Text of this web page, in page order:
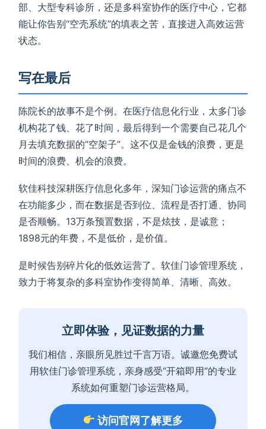
部、大型专科诊所，还是多科室协作的医疗中心，它都
能让你告别“空壳系统”的填表之苦，直接进入高效运营
状态。
写在最后
陈院长的故事不是个例。在医疗信息化行业，太多门诊
机构花了钱、花了时间，最后得到一个需要自己花几个
月去填充数据的“空架子”。这不仅是金钱的浪费，更是
时间的浪费、机会的浪费。
软佳科技深耕医疗信息化多年，深知门诊运营的痛点不
在功能多少，而在数据是否到位、流程是否打通、协同
是否顺畅。13万条预置数据，不是炫技，是诚意；
1898元的年费，不是低价，是价值。
是时候告别碎片化的低效运营了。软佳门诊管理系统，
致力于将复杂的多科室协作变得简单、清晰、高效。
立即体验，见证数据的力量
我们相信，亲眼所见胜过千言万语。诚邀您免费试
用软佳门诊管理系统，亲身感受“开箱即用”的专业
系统如何重塑门诊运营格局。
访问官网了解更多